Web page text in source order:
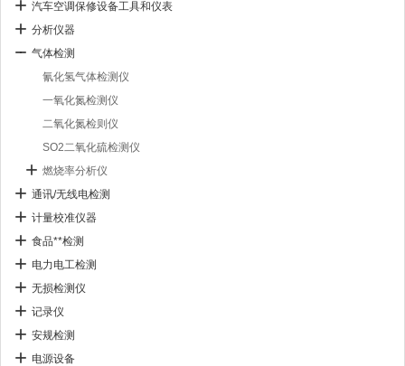
汽车空调保修设备工具和仪表
分析仪器
气体检测
氰化氢气体检测仪
一氧化氮检测仪
二氧化氮检则仪
SO2二氧化硫检测仪
燃烧率分析仪
通讯/无线电检测
计量校准仪器
食品**检测
电力电工检测
无损检测仪
记录仪
安规检测
电源设备